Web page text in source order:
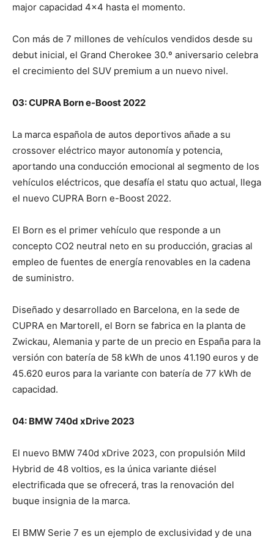
major capacidad 4×4 hasta el momento.
Con más de 7 millones de vehículos vendidos desde su
debut inicial, el Grand Cherokee 30.º aniversario celebra
el crecimiento del SUV premium a un nuevo nivel.
03: CUPRA Born e-Boost 2022
La marca española de autos deportivos añade a su
crossover eléctrico mayor autonomía y potencia,
aportando una conducción emocional al segmento de los
vehículos eléctricos, que desafía el statu quo actual, llega
el nuevo CUPRA Born e-Boost 2022.
El Born es el primer vehículo que responde a un
concepto CO2 neutral neto en su producción, gracias al
empleo de fuentes de energía renovables en la cadena
de suministro.
Diseñado y desarrollado en Barcelona, en la sede de
CUPRA en Martorell, el Born se fabrica en la planta de
Zwickau, Alemania y parte de un precio en España para la
versión con batería de 58 kWh de unos 41.190 euros y de
45.620 euros para la variante con batería de 77 kWh de
capacidad.
04: BMW 740d xDrive 2023
El nuevo BMW 740d xDrive 2023, con propulsión Mild
Hybrid de 48 voltios, es la única variante diésel
electrificada que se ofrecerá, tras la renovación del
buque insignia de la marca.
El BMW Serie 7 es un ejemplo de exclusividad y de una